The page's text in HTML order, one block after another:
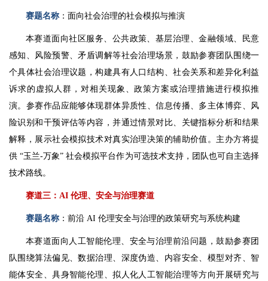
赛题名称 ：面向社会治理的社会模拟与推演
本赛道面向社区服务、公共政策、基层治理、金融领域、民意
感知、风险预警、矛盾调解等社会治理场景，鼓励参赛团队围绕一
个具体社会治理议题，构建具有人口结构、社会关系和差异化利益
诉求的虚拟人群，对相关现象、政策方案或治理措施进行模拟推
演。参赛作品应能够体现群体异质性、信息传播、多主体博弈、风
险识别和干预评估等内容，并通过情景对比、关键指标分析和结果
解释，展示社会模拟技术对真实治理决策的辅助价值。主办方将提
供 “玉兰-万象” 社会模拟平台作为可选技术支持，团队也可自主选择
技术路线。
赛道三：AI 伦理、安全与治理赛道
赛题名称 ：前沿 AI 伦理安全与治理的政策研究与系统构建
本赛道面向人工智能伦理、安全与治理前沿问题，鼓励参赛团
队围绕算法偏见、数据治理、深度伪造、内容安全、模型对齐、智
能体安全、具身智能伦理、拟人化人工智能治理等方向开展研究与